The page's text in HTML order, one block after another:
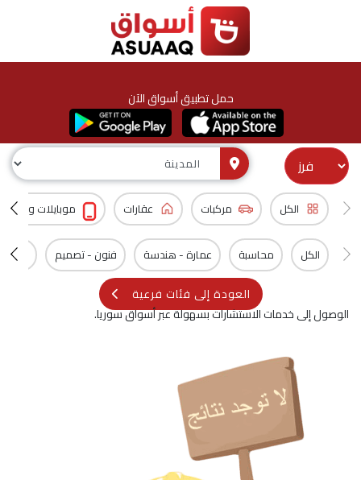
حمل تطبيق أسواق الآن
الكل مركبات عقارات موبايلات و
الكل محاسبة عمارة - هندسة فنون - تصميم
العودة إلى فئات فرعية
الوصول إلى خدمات الاستشارات بسهولة عبر أسواق سوريا.